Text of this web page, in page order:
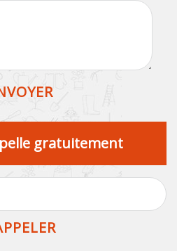
gratuitement